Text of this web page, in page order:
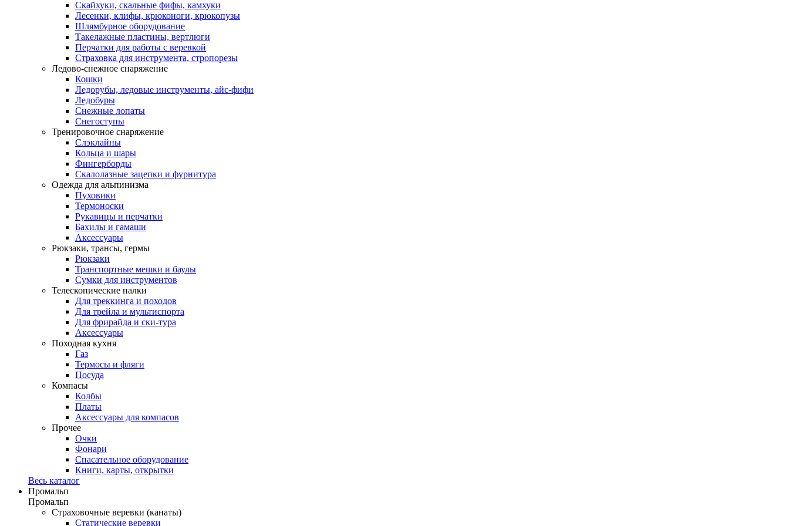
Скайхуки, скальные фифы, камхуки
Лесенки, клифы, крюконоги, крюкопузы
Шлямбурное оборудование
Такелажные пластины, вертлюги
Перчатки для работы с веревкой
Страховка для инструмента, стропорезы
Ледово-снежное снаряжение
Кошки
Ледорубы, ледовые инструменты, айс-фифи
Ледобуры
Снежные лопаты
Снегоступы
Тренировочное снаряжение
Слэклайны
Кольца и шары
Фингерборды
Скалолазные зацепки и фурнитура
Одежда для альпинизма
Пуховики
Термоноски
Рукавицы и перчатки
Бахилы и гамаши
Аксессуары
Рюкзаки, трансы, гермы
Рюкзаки
Транспортные мешки и баулы
Сумки для инструментов
Телескопические палки
Для треккинга и походов
Для трейла и мультиспорта
Для фрирайда и ски-тура
Аксессуары
Походная кухня
Газ
Термосы и фляги
Посуда
Компасы
Колбы
Платы
Аксессуары для компасов
Прочее
Очки
Фонари
Спасательное оборудование
Книги, карты, открытки
Весь каталог
Промальп
Промальп
Страховочные веревки (канаты)
Статические веревки